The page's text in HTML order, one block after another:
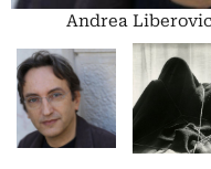
Andrea